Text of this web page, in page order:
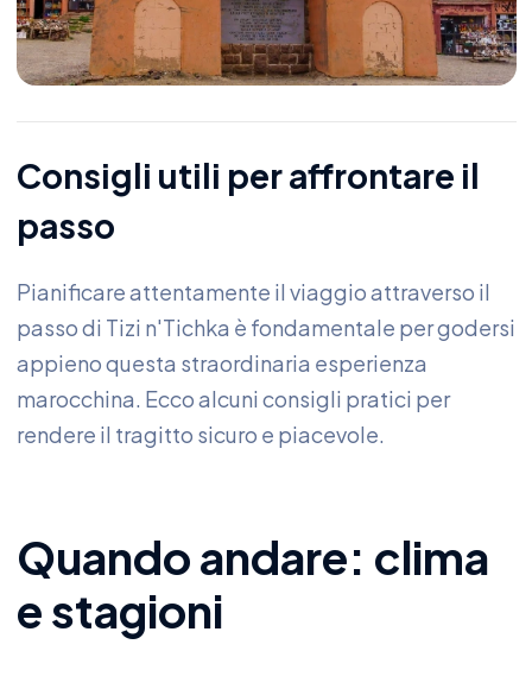
Consigli utili per affrontare il
passo
Pianificare attentamente il viaggio attraverso il
passo di Tizi n'Tichka è fondamentale per godersi
appieno questa straordinaria esperienza
marocchina. Ecco alcuni consigli pratici per
rendere il tragitto sicuro e piacevole.
Quando andare: clima
e stagioni